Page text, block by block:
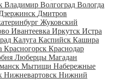
Владимир Волгоград Вологда
Дмитров
Жуковский
Ивантеевка Иркутск Истра
Калуга Каспийск Кашира
Красногорск Краснодар
Люберцы Магадан
Мытищи Набережные
Нижневартовск Нижний